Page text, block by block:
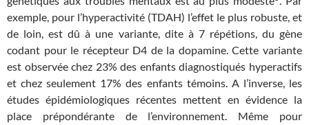
exemple, pour l’hyperactivité (TDAH) l’effet le plus robuste, et
de loin, est dû à une variante, dite à 7 répétions, du gène
codant pour le récepteur D4 de la dopamine. Cette variante
est observée chez 23% des enfants diagnostiqués hyperactifs
et chez seulement 17% des enfants témoins. A l’inverse, les
études épidémiologiques récentes mettent en évidence la
place prépondérante de l’environnement. Même pour